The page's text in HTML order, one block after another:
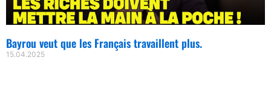
Bayrou veut que les Français travaillent plus.
15.04.2025